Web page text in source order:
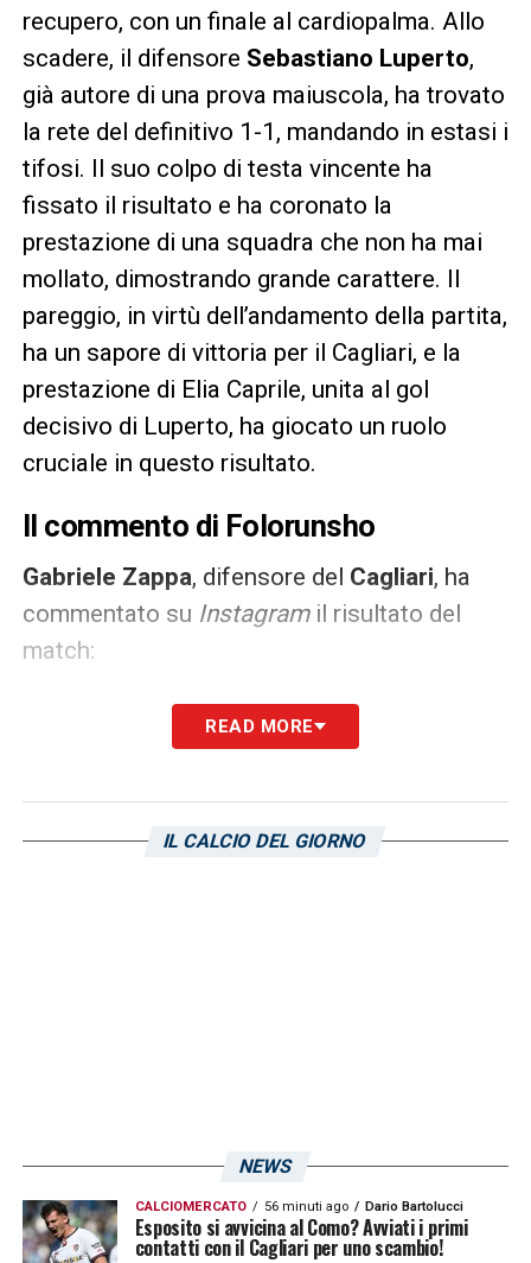
recupero, con un finale al cardiopalma. Allo
scadere, il difensore Sebastiano Luperto,
già autore di una prova maiuscola, ha trovato
la rete del definitivo 1-1, mandando in estasi i
tifosi. Il suo colpo di testa vincente ha
fissato il risultato e ha coronato la
prestazione di una squadra che non ha mai
mollato, dimostrando grande carattere. Il
pareggio, in virtù dell’andamento della partita,
ha un sapore di vittoria per il Cagliari, e la
prestazione di Elia Caprile, unita al gol
decisivo di Luperto, ha giocato un ruolo
cruciale in questo risultato.
Il commento di Folorunsho
Gabriele Zappa, difensore del Cagliari, ha
commentato su Instagramil risultato del
match:
«Un punto che ci lascia amarezza ma siamo
contenti di averla recuperata nel finale.
Visualizza questo post su Instagram
READ MORE
IL CALCIO DEL GIORNO
NEWS
CALCIOMERCATO 56 minuti ago Dario Bartolucci
Esposito si avvicina al Como? Avviati i primi
contatti con il Cagliari per uno scambio!